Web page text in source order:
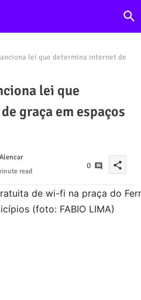
lei que determina internet de
lei que
graça em espaços
read
0 share